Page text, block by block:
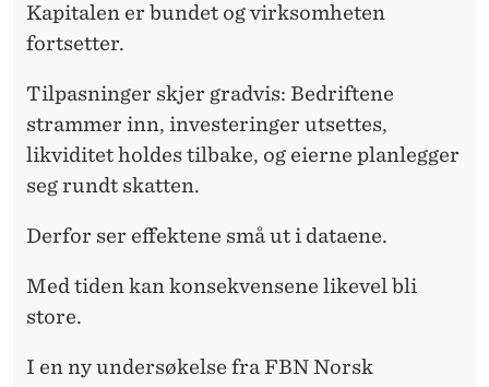
Kapitalen er bundet og virksomheten
fortsetter.
Tilpasninger skjer gradvis: Bedriftene
strammer inn, investeringer utsettes,
likviditet holdes tilbake, og eierne planlegger
seg rundt skatten.
Derfor ser effektene små ut i dataene.
Med tiden kan konsekvensene likevel bli
store.
I en ny undersøkelse fra FBN Norsk